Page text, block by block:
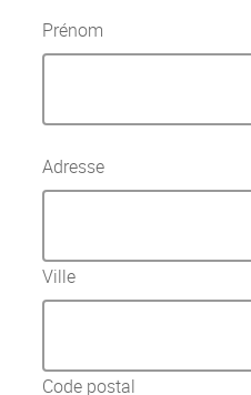
Prénom
Adresse
Adresse
Ville
Code postal